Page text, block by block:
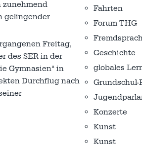
zunehmend
gelingender
Freitag,
des SER in der
Gymnasien“ in
Durchflug nach
Fahrten
Forum THG
Geschichte
globales
Grundschul-
Konzerte
Kunst
Kunst